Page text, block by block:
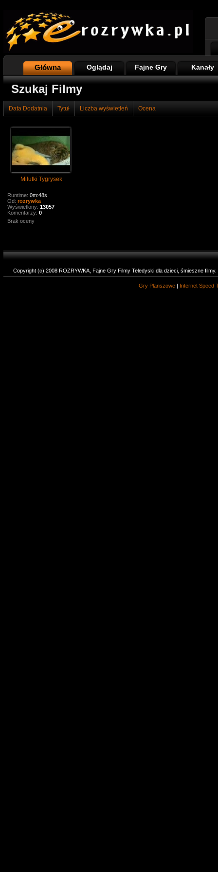
Główna Oglądaj Fajne Gry Kanały
Szukaj Filmy
Data Dodatnia Tytuł Liczba wyświetleń Ocena
Milutki Tygrysek
Runtime: 0m:48s
Od: rozrywka
Wyświetlony: 13057
Komentarzy: 0
Brak oceny
Copyright (c) 2008 ROZRYWKA, Fajne Gry Filmy Teledyski dla dzieci, śmieszne
Gry Planszowe | Internet Speed